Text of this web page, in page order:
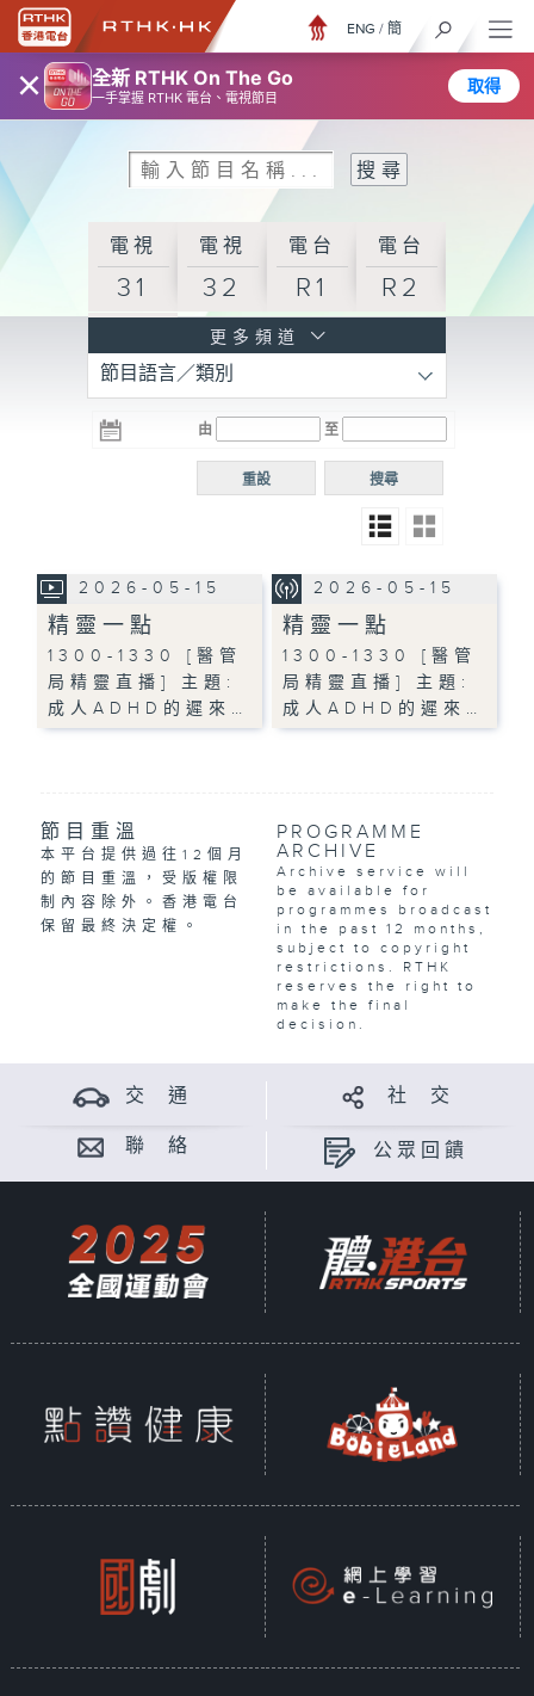
× 全新 RTHK On The Go
一手掌握 RTHK 電台、電視節目
取得
ENG / 簡
電視
31
電視
32
電台
R1
電台
R2
R3
電台 電台
R5
電台
普通
更多頻道
節目語言／類別
由 至
搜尋
重設
2026-05-15
精靈一點
1300-1330 [醫管
局精靈直播] 主題:
成人ADHD的遲來…
2026-05-15
精靈一點
1300-1330 [醫管
局精靈直播] 主題:
成人ADHD的遲來…
節目重溫
本平台提供過往12個月
的節目重溫，受版權限
制內容除外。香港電台
保留最終決定權。
PROGRAMME
ARCHIVE
Archive service will
be available for
programmes broadcast
in the past 12 months,
subject to copyright
restrictions. RTHK
reserves the right to
make the final
decision.
交 通 社 交
聯 絡 公眾回饋